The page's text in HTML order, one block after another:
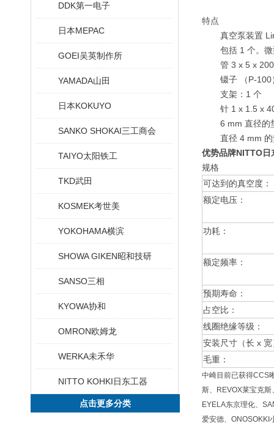
DDK第一电子
日本MEPAC
GOEI吴英制作所
YAMADA山田
日本KOKUYO
SANKO SHOKAI三工商会
TAIYO太阳铁工
TKD武田
KOSMEK考世美
YOKOHAMA横滨
SHOWA GIKEN昭和技研
SANSO三相
KYOWA协和
OMRON欧姆龙
WERKA未禾华
NITTO KOHKI日东工器
点击更多分类
特点
真空泵装置
包括 1 个。
管 3 x 5 x
镊子 （P-100
支架：1 个
针 1 x 1.5 x
6 mm 直径的
直径 4 mm
优势品牌NITTO日
规格
可达到的真空度：
额定电压：
功耗：
额定频率：
预期寿命：
占空比：
线圈绝缘等级：
安装尺寸（长 x 宽
毛重：
中崎目前已获得CCS
斯、REVOX莱宝克斯
EYELA东京理化、
爱安德、ONOSOKKI